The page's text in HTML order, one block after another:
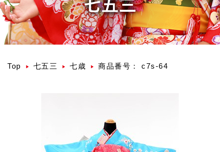
Top 七五三 七歳 商品番号： c7s-64